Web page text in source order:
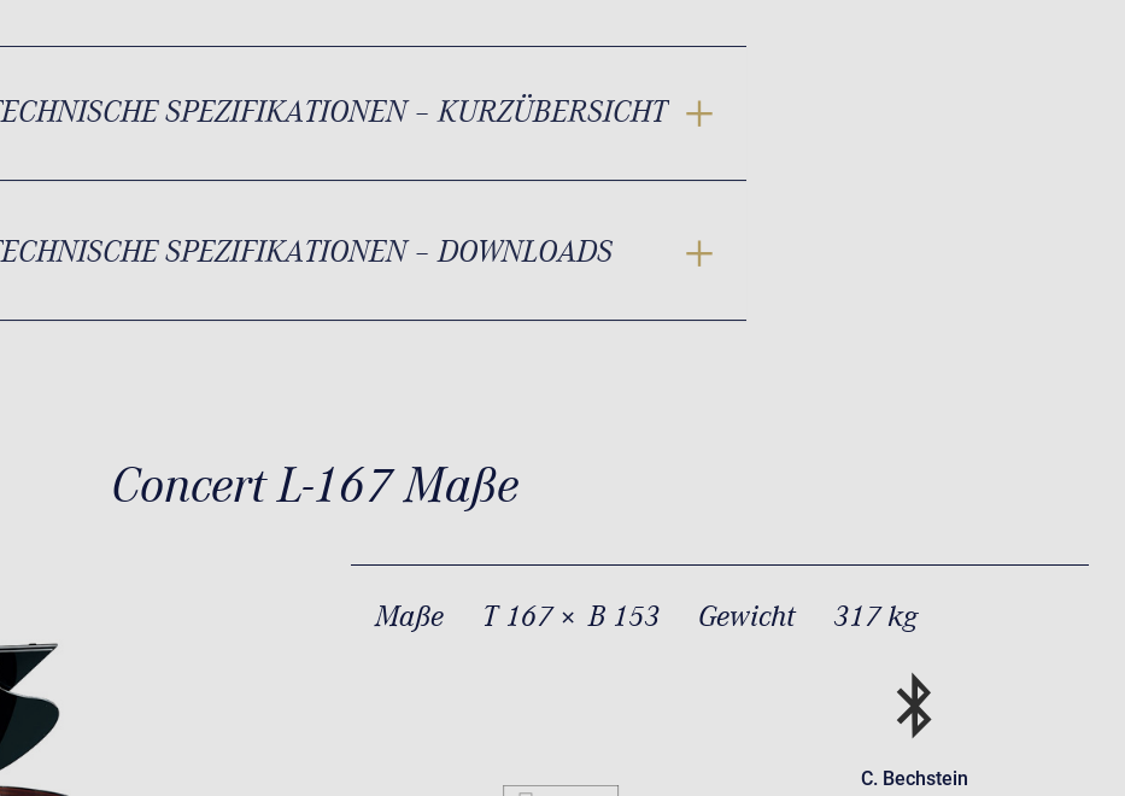
SPEZIFIKATIONEN – KURZÜBERSICHT
SPEZIFIKATIONEN – DOWNLOADS
Concert L-167 Maße
Maße T 167 × B 153 Gewicht 317 kg
C. Bechstein